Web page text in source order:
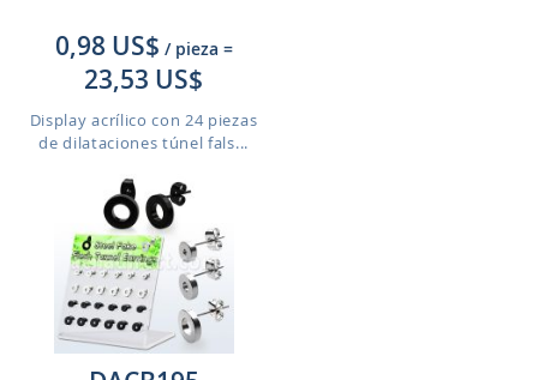
0,98 US$ / pieza =
23,53 US$
Display acrílico con 24 piezas
de dilataciones túnel fals...